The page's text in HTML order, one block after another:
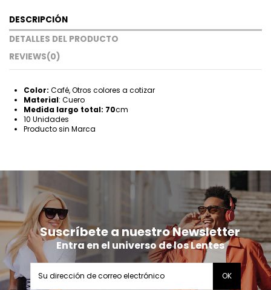
DESCRIPCIÓN
DETALLES DEL PRODUCTO
REVIEWS(0)
Color: Café, Otros colores a cotizar
Material: Cuero
Medida largo total: 70cm
10 Unidades
Producto sin Marca
Suscríbete a nuestro Newsletter
Entra en el universo de los Lentes